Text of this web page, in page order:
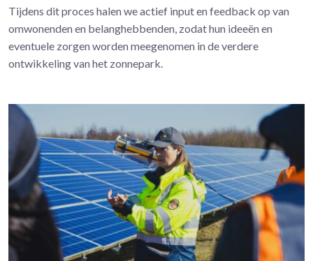
Tijdens dit proces halen we actief input en feedback op van
omwonenden en belanghebbenden, zodat hun ideeën en
eventuele zorgen worden meegenomen in de verdere
ontwikkeling van het zonnepark.